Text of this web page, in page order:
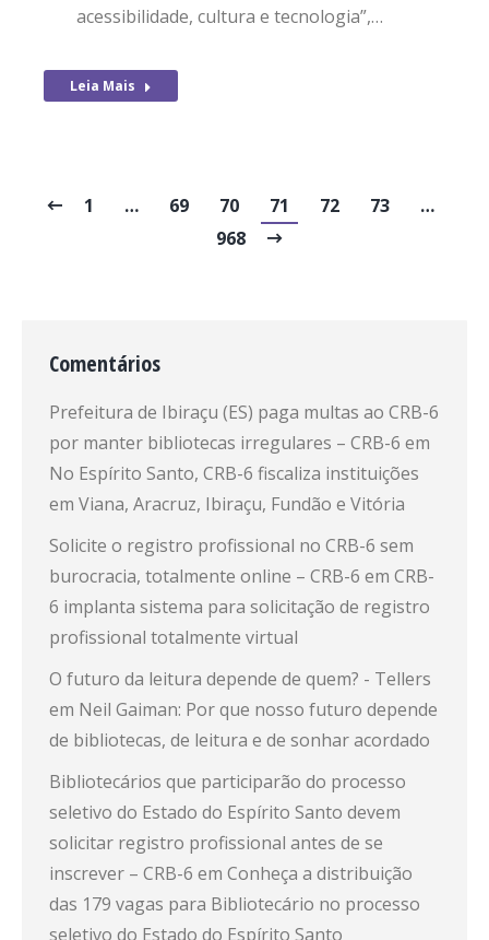
acessibilidade, cultura e tecnologia”,…
Leia Mais
1 … 69 70 71 72 73
…
968
Comentários
Prefeitura de Ibiraçu (ES) paga multas ao CRB-6
por manter bibliotecas irregulares – CRB-6 em
No Espírito Santo, CRB-6 fiscaliza instituições
em Viana, Aracruz, Ibiraçu, Fundão e Vitória
Solicite o registro profissional no CRB-6 sem
burocracia, totalmente online – CRB-6 em CRB-
6 implanta sistema para solicitação de registro
profissional totalmente virtual
O futuro da leitura depende de quem? - Tellers
em Neil Gaiman: Por que nosso futuro depende
de bibliotecas, de leitura e de sonhar acordado
Bibliotecários que participarão do processo
seletivo do Estado do Espírito Santo devem
solicitar registro profissional antes de se
inscrever – CRB-6 em Conheça a distribuição
das 179 vagas para Bibliotecário no processo
seletivo do Estado do Espírito Santo